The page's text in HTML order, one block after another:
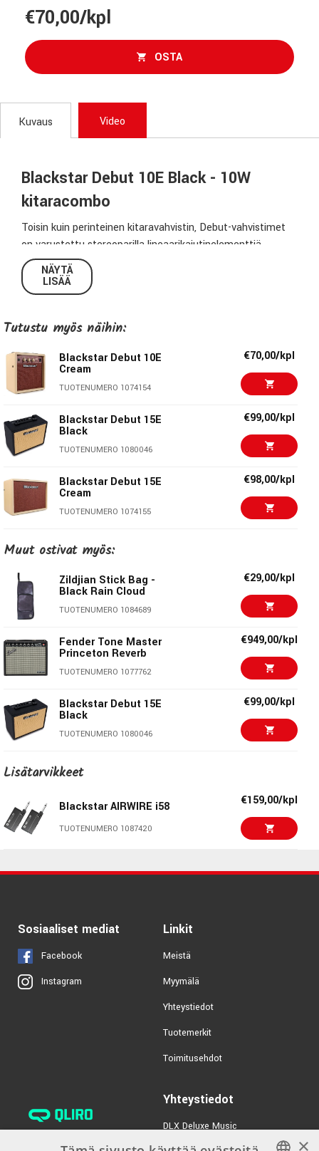
€70,00/kpl
OSTA
Kuvaus Video
Blackstar Debut 10E Black - 10W
kitaracombo
Toisin kuin perinteinen kitaravahvistin, Debut-vahvistimet
on varustettu stereoparilla lineaarikaiutinelementtiä.
Tämän vuoksi Debut toimii hyvin myös musiikin kuunteluun.
Blackstar Debut 10E
2 x 3" kaiutinelementti
2 kanavaa (Clean & Overdrive)
Helppokäyttöinen ISF ekvalisaattori
Delay-efekti Time-säädöllä
Linjatuloliitin esim. älypuhelimelle
252mm x 216mm x 142mm
3 kg
NÄYTÄ
LISÄÄ
Tutustu myös näihin:
Blackstar Debut 10E
Cream
TUOTENUMERO 1074154
€70,00/kpl
Blackstar Debut 15E
Black
TUOTENUMERO 1080046
€99,00/kpl
Blackstar Debut 15E
Cream
TUOTENUMERO 1074155
€98,00/kpl
Blackstar ID:CORE V4
Stereo 10
TUOTENUMERO 1083792
Marshall MG15GFX
Combo
TUOTENUMERO 1055460
€146,00/kpl
VOX VX15-GT Guitar
Combo Amplifier
TUOTENUMERO 1059149
€153,00/kpl
Blackstar ID:CORE V4
Stereo 10 Bluetooth
€189,00/kpl
Combo
Muut ostivat myös:
Zildjian Stick Bag -
Black Rain Cloud
TUOTENUMERO 1084689
€29,00/kpl
Fender Tone Master
Princeton Reverb
TUOTENUMERO 1077762
€949,00/kpl
Blackstar Debut 15E
Black
TUOTENUMERO 1080046
€99,00/kpl
Blackstar ID:CORE V4
Stereo 10
Marshall MG10G €81,00/kpl
Fender 68 Custom
Princeton Reverb
TUOTENUMERO 1039819
VOX VX50-GTV Electric
Guitar Combo Amplifie
Lisätarvikkeet
Blackstar AIRWIRE i58
TUOTENUMERO 1087420
€159,00/kpl
Sosiaaliset mediat
Facebook
Instagram
Linkit
Meistä
Myymälä
Yhteystiedot
Tuotemerkit
Toimitusehdot
Yhteystiedot
DLX Deluxe Music
verkkokaupan asiakaspalvelu:
×